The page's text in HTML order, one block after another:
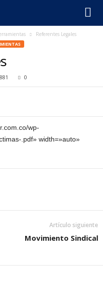
Referentes Legales
0
wp-
.pdf» width=»auto»
Artículo siguiente
Movimiento Sindical